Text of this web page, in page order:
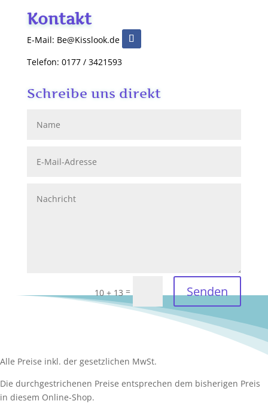
Kontakt
E-Mail: Be@Kisslook.de
Telefon: 0177 / 3421593
Schreibe uns direkt
10 + 13 = Senden
Alle Preise inkl. der gesetzlichen MwSt.
Die durchgestrichenen Preise entsprechen dem bisherigen Preis
in diesem Online-Shop.